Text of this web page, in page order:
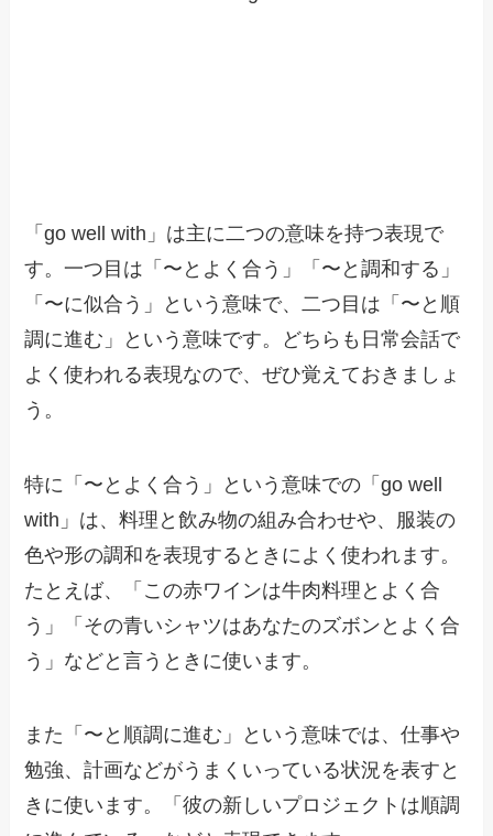
「go well with」は主に二つの意味を持つ表現で
す。一つ目は「〜とよく合う」「〜と調和する」
「〜に似合う」という意味で、二つ目は「〜と順
調に進む」という意味です。どちらも日常会話で
よく使われる表現なので、ぜひ覚えておきましょ
う。
特に「〜とよく合う」という意味での「go well
with」は、料理と飲み物の組み合わせや、服装の
色や形の調和を表現するときによく使われます。
たとえば、「この赤ワインは牛肉料理とよく合
う」「その青いシャツはあなたのズボンとよく合
う」などと言うときに使います。
また「〜と順調に進む」という意味では、仕事や
勉強、計画などがうまくいっている状況を表すと
きに使います。「彼の新しいプロジェクトは順調